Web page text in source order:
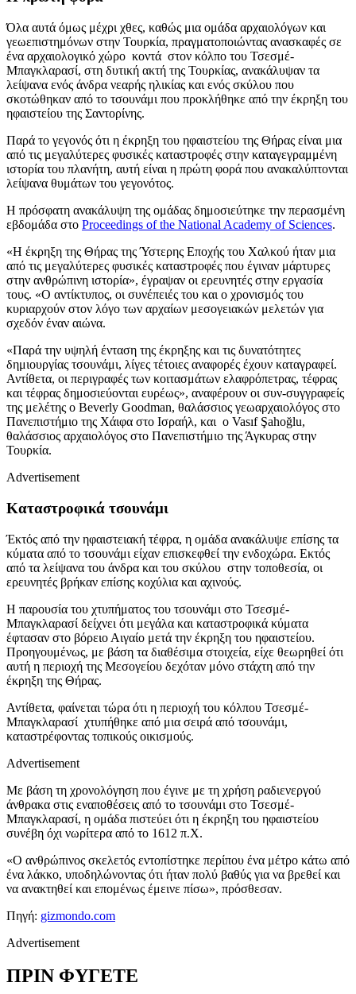
Όλα αυτά όμως μέχρι χθες, καθώς μια ομάδα αρχαιολόγων και
γεωεπιστημόνων στην Τουρκία, πραγματοποιώντας ανασκαφές σε
ένα αρχαιολογικό χώρο κοντά στον κόλπο του Τσεσμέ-
Μπαγκλαρασί, στη δυτική ακτή της Τουρκίας, ανακάλυψαν τα
λείψανα ενός άνδρα νεαρής ηλικίας και ενός σκύλου που
σκοτώθηκαν από το τσουνάμι που προκλήθηκε από την έκρηξη του
ηφαιστείου της Σαντορίνης.
Παρά το γεγονός ότι η έκρηξη του ηφαιστείου της Θήρας είναι μια
από τις μεγαλύτερες φυσικές καταστροφές στην καταγεγραμμένη
ιστορία του πλανήτη, αυτή είναι η πρώτη φορά που ανακαλύπτονται
λείψανα θυμάτων του γεγονότος.
Η πρόσφατη ανακάλυψη της ομάδας δημοσιεύτηκε την περασμένη
εβδομάδα στο Proceedings of the National Academy of Sciences.
«Η έκρηξη της Θήρας της Ύστερης Εποχής του Χαλκού ήταν μια
από τις μεγαλύτερες φυσικές καταστροφές που έγιναν μάρτυρες
στην ανθρώπινη ιστορία», έγραψαν οι ερευνητές στην εργασία
τους. «Ο αντίκτυπος, οι συνέπειές του και ο χρονισμός του
κυριαρχούν στον λόγο των αρχαίων μεσογειακών μελετών για
σχεδόν έναν αιώνα.
«Παρά την υψηλή ένταση της έκρηξης και τις δυνατότητες
δημιουργίας τσουνάμι, λίγες τέτοιες αναφορές έχουν καταγραφεί.
Αντίθετα, οι περιγραφές των κοιτασμάτων ελαφρόπετρας, τέφρας
και τέφρας δημοσιεύονται ευρέως», αναφέρουν οι συν-συγγραφείς
της μελέτης ο Beverly Goodman, θαλάσσιος γεωαρχαιολόγος στο
Πανεπιστήμιο της Χάιφα στο Ισραήλ, και ο Vasıf Şahoğlu,
θαλάσσιος αρχαιολόγος στο Πανεπιστήμιο της Άγκυρας στην
Τουρκία.
Advertisement
Καταστροφικά τσουνάμι
Έκτός από την ηφαιστειακή τέφρα, η ομάδα ανακάλυψε επίσης τα
κύματα από το τσουνάμι είχαν επισκεφθεί την ενδοχώρα. Εκτός
από τα λείψανα του άνδρα και του σκύλου στην τοποθεσία, οι
ερευνητές βρήκαν επίσης κοχύλια και αχινούς.
Η παρουσία του χτυπήματος του τσουνάμι στο Τσεσμέ-
Μπαγκλαρασί δείχνει ότι μεγάλα και καταστροφικά κύματα
έφτασαν στο βόρειο Αιγαίο μετά την έκρηξη του ηφαιστείου.
Προηγουμένως, με βάση τα διαθέσιμα στοιχεία, είχε θεωρηθεί ότι
αυτή η περιοχή της Μεσογείου δεχόταν μόνο στάχτη από την
έκρηξη της Θήρας.
Αντίθετα, φαίνεται τώρα ότι η περιοχή του κόλπου Τσεσμέ-
Μπαγκλαρασί χτυπήθηκε από μια σειρά από τσουνάμι,
καταστρέφοντας τοπικούς οικισμούς.
Advertisement
Με βάση τη χρονολόγηση που έγινε με τη χρήση ραδιενεργού
άνθρακα στις εναποθέσεις από το τσουνάμι στο Τσεσμέ-
Μπαγκλαρασί, η ομάδα πιστεύει ότι η έκρηξη του ηφαιστείου
συνέβη όχι νωρίτερα από το 1612 π.Χ.
«Ο ανθρώπινος σκελετός εντοπίστηκε περίπου ένα μέτρο κάτω από
ένα λάκκο, υποδηλώνοντας ότι ήταν πολύ βαθύς για να βρεθεί και
να ανακτηθεί και επομένως έμεινε πίσω», πρόσθεσαν.
Πηγή: gizmondo.com
Advertisement
ΠΡΙΝ ΦΥΓΕΤΕ